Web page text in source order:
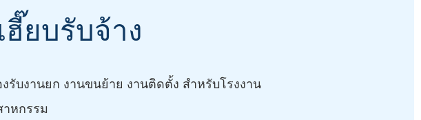
ฮี๊ยบรับจ้าง
รับงานยก งานขนย้าย งานติดตั้ง สำหรับโรงงาน
าหกรรม